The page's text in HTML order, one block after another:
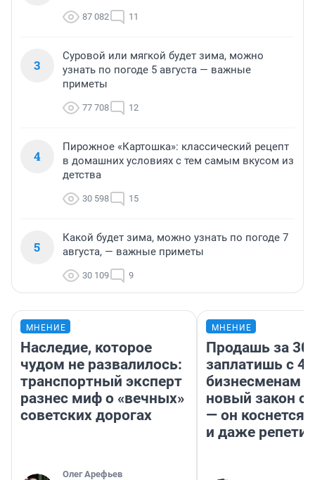
87 082 11
3
Суровой или мягкой будет зима, можно
узнать по погоде 5 августа — важные
приметы
77 708 12
4
Пирожное «Картошка»: классический рецепт
в домашних условиях с тем самым вкусом из
детства
30 598 15
5
Какой будет зима, можно узнать по погоде 7
августа, — важные приметы
30 109 9
МНЕНИЕ
Наследие, которое
чудом не развалилось:
транспортный эксперт
разнес миф о «вечных»
советских дорогах
Олег Арефьев
МНЕНИЕ
Продашь за
заплатишь с
бизнесменам
новый закон о
— он коснется
и даже